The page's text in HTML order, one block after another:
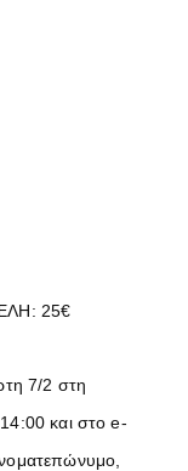
25€
7/2 στη
και στο e-